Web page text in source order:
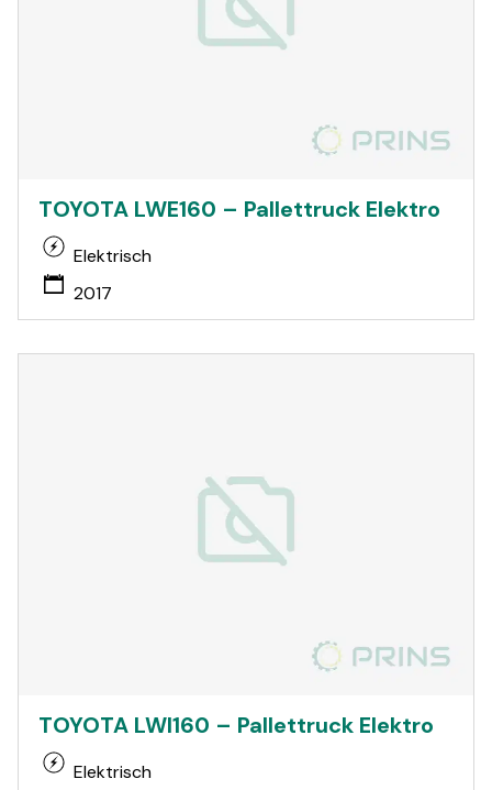
TOYOTA LWE160 – Pallettruck Elektro
Elektrisch
2017
TOYOTA LWI160 – Pallettruck Elektro
Elektrisch